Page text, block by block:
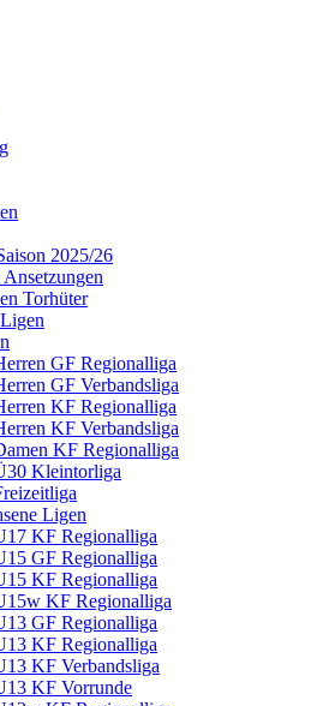
2025/26
Torhüter
GF Regionalliga
GF Verbandsliga
KF Regionalliga
KF Verbandsliga
KF Regionalliga
Kleintorliga
Ligen
KF Regionalliga
GF Regionalliga
KF Regionalliga
KF Regionalliga
GF Regionalliga
KF Regionalliga
KF Verbandsliga
KF Vorrunde